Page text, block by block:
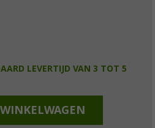
LEVERTIJD VAN 3 TOT 5